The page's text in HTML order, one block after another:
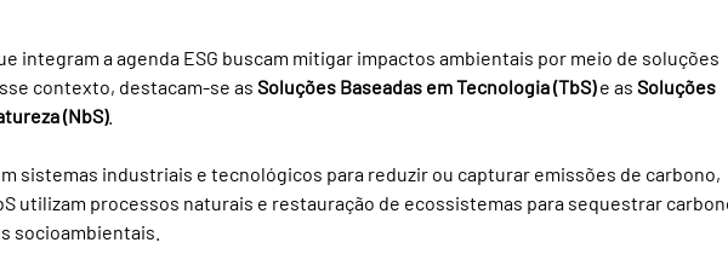
integram a agenda ESG buscam mitigar impactos ambientais por meio de soluções
contexto, destacam-se as Soluções Baseadas em Tecnologia (TbS) e as Soluções
(NbS).
sistemas industriais e tecnológicos para reduzir ou capturar emissões de carbono,
utilizam processos naturais e restauração de ecossistemas para sequestrar
socioambientais.